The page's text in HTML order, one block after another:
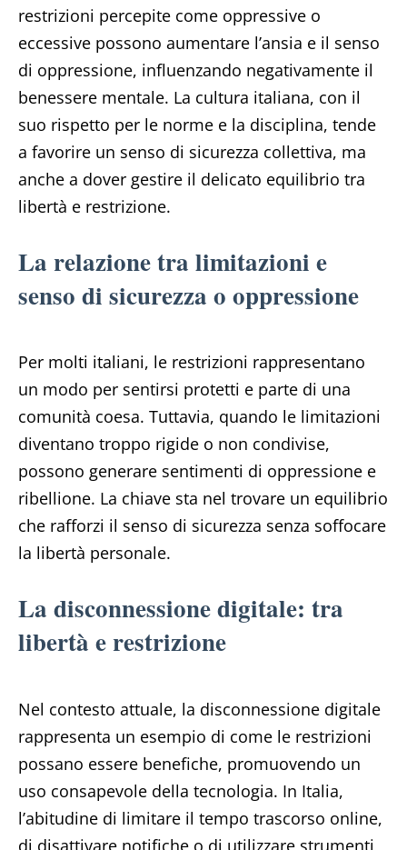
restrizioni percepite come oppressive o
eccessive possono aumentare l’ansia e il senso
di oppressione, influenzando negativamente il
benessere mentale. La cultura italiana, con il
suo rispetto per le norme e la disciplina, tende
a favorire un senso di sicurezza collettiva, ma
anche a dover gestire il delicato equilibrio tra
libertà e restrizione.
La relazione tra limitazioni e
senso di sicurezza o oppressione
Per molti italiani, le restrizioni rappresentano
un modo per sentirsi protetti e parte di una
comunità coesa. Tuttavia, quando le limitazioni
diventano troppo rigide o non condivise,
possono generare sentimenti di oppressione e
ribellione. La chiave sta nel trovare un equilibrio
che rafforzi il senso di sicurezza senza soffocare
la libertà personale.
La disconnessione digitale: tra
libertà e restrizione
Nel contesto attuale, la disconnessione digitale
rappresenta un esempio di come le restrizioni
possano essere benefiche, promuovendo un
uso consapevole della tecnologia. In Italia,
l’abitudine di limitare il tempo trascorso online,
di disattivare notifiche o di utilizzare strumenti